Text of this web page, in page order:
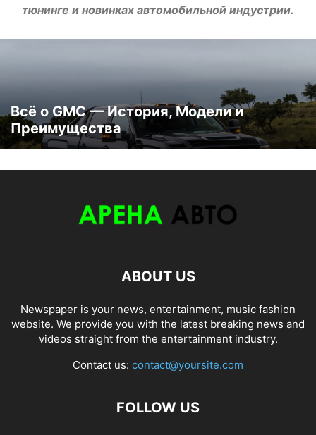
тюнинге и новинках автомобильной индустрии.
Всё о GMC — История, Модели и
Преимущества
ABOUT US
Newspaper is your news, entertainment, music fashion
website. We provide you with the latest breaking news and
videos straight from the entertainment industry.
Contact us: contact@yoursite.com
FOLLOW US